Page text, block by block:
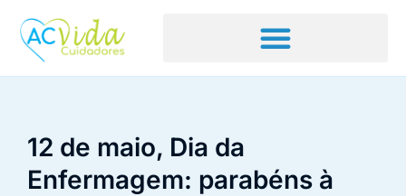
12 de maio, Dia da
Enfermagem: parabéns à